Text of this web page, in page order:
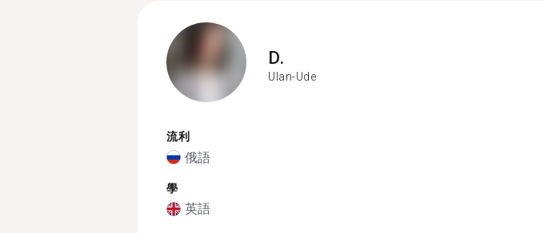
D.
Ulan-Ude
流利
俄語
學
英語